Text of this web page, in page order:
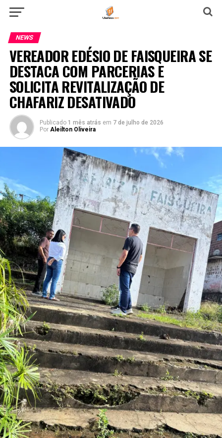
NEWS
VEREADOR EDÉSIO DE FAISQUEIRA SE
DESTACA COM PARCERIAS E
SOLICITA REVITALIZAÇÃO DE
CHAFARIZ DESATIVADO
Publicado 1 mês atrás em 7 de julho de 2026
Por Aleilton Oliveira